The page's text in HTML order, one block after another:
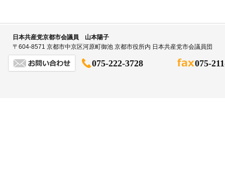
日本共産党京都市会議員 山本陽子
〒604-8571 京都市中京区河原町御池 京都市役所内 日本共産党市会議員団
075-222-3728 075-